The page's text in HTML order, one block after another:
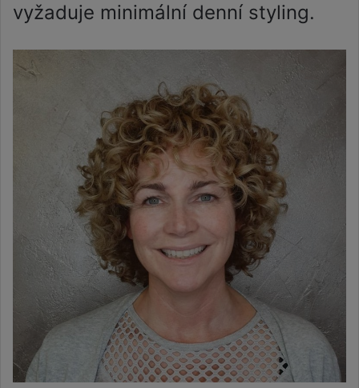
vyžaduje minimální denní styling.